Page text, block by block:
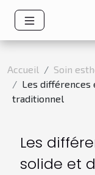
Accueil
Soin
Les différences
traditionnel
Les
solide et